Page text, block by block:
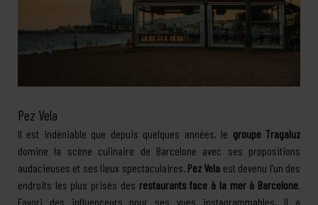
Pez Vela
Il est indéniable que depuis quelques années, le groupe Tragaluz
domine la scène culinaire de Barcelone avec ses propositions
audacieuses et ses lieux spectaculaires. Pez Vela est devenu l’un des
endroits les plus prisés des restaurants face à la mer à Barcelone
Favori des influenceurs pour ses vues instagrammables, il a